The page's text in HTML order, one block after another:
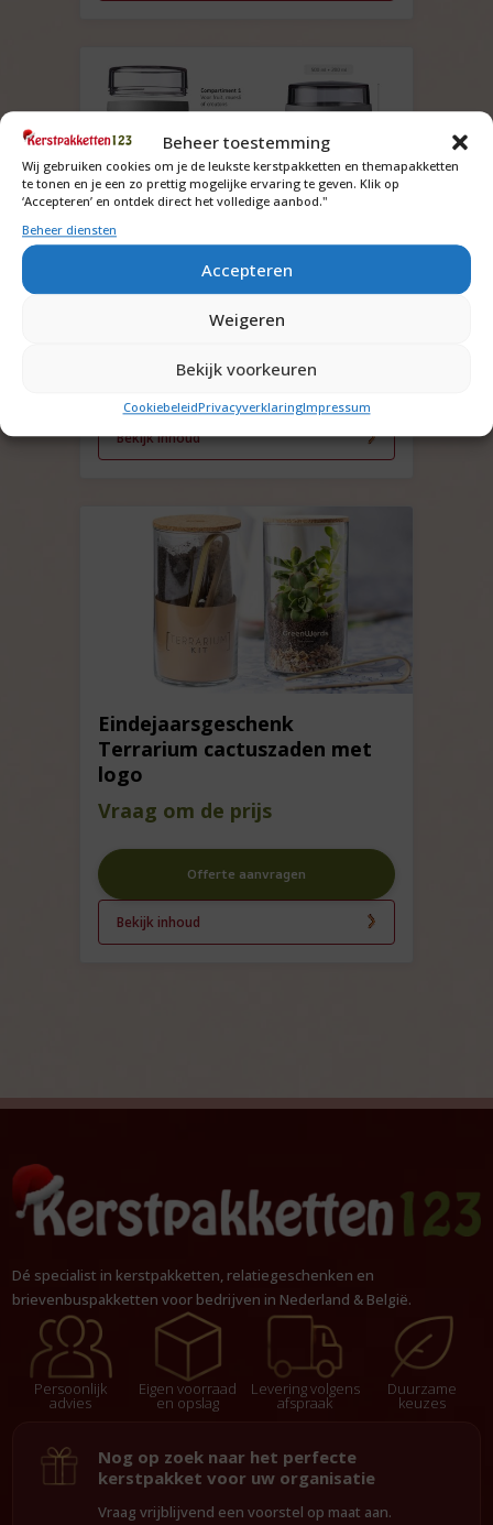
Beheer toestemming
Wij gebruiken cookies om je de leukste kerstpakketten en themapakketten
te tonen en je een zo prettig mogelijke ervaring te geven. Klik op
‘Accepteren’ en ontdek direct het volledige aanbod."
Beheer diensten
Accepteren
Weigeren
Bekijk voorkeuren
CookiebeleidPrivacyverklaringImpressum
Eindejaargeschenk lunchpot
Mepal met bedrukking
Vraag om de prijs
Bekijk inhoud
Eindejaarsgeschenk
Terrarium cactuszaden met
logo
Vraag om de prijs
Offerte aanvragen
Bekijk inhoud
Dé specialist in kerstpakketten, relatiegeschenken en
brievenbuspakketten voor bedrijven in Nederland & België.
Persoonlijk
advies
Eigen voorraad
en opslag
Levering volgens
afspraak
Duurzame
keuzes
Nog op zoek naar het perfecte
kerstpakket voor uw organisatie
Vraag vrijblijvend een voorstel op maat aan.